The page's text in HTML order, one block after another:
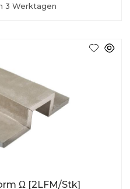
3 Werktagen
Ω [2LFM/Stk]